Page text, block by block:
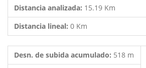
Distancia analizada: 15.19 Km
Distancia lineal: 0 Km
Desn. de subida acumulado: 518 m